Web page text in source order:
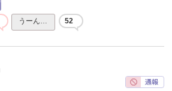
うーん… 52